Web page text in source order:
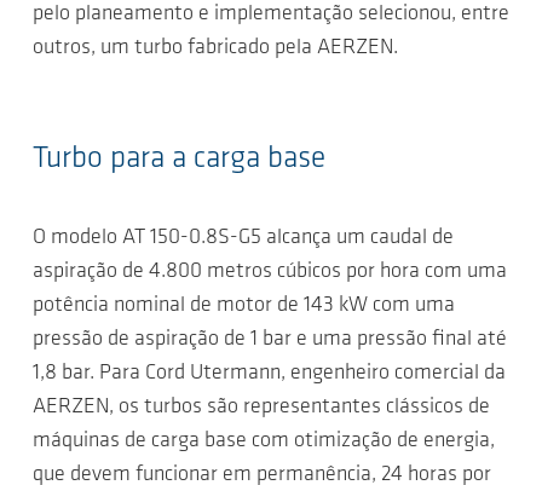
pelo planeamento e implementação selecionou, entre
outros, um turbo fabricado pela AERZEN.
Turbo para a carga base
O modelo AT 150-0.8S-G5 alcança um caudal de
aspiração de 4.800 metros cúbicos por hora com uma
potência nominal de motor de 143 kW com uma
pressão de aspiração de 1 bar e uma pressão final até
1,8 bar. Para Cord Utermann, engenheiro comercial da
AERZEN, os turbos são representantes clássicos de
máquinas de carga base com otimização de energia,
que devem funcionar em permanência, 24 horas por